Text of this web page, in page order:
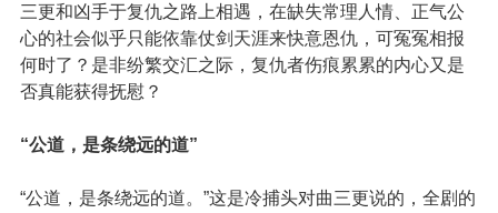
三更和凶手于复仇之路上相遇，在缺失常理人情、正气公
心的社会似乎只能依靠仗剑天涯来快意恩仇，可冤冤相报
何时了？是非纷繁交汇之际，复仇者伤痕累累的内心又是
否真能获得抚慰？
“公道，是条绕远的道”
“公道，是条绕远的道。”这是冷捕头对曲三更说的，全剧的